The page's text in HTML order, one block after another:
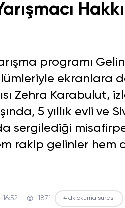
programı Gelin
ekranlara
Zehra Karabulut,
5 yıllık evli ve
sergilediği
rakip gelinler hem
1871 4 dk okuma süresi